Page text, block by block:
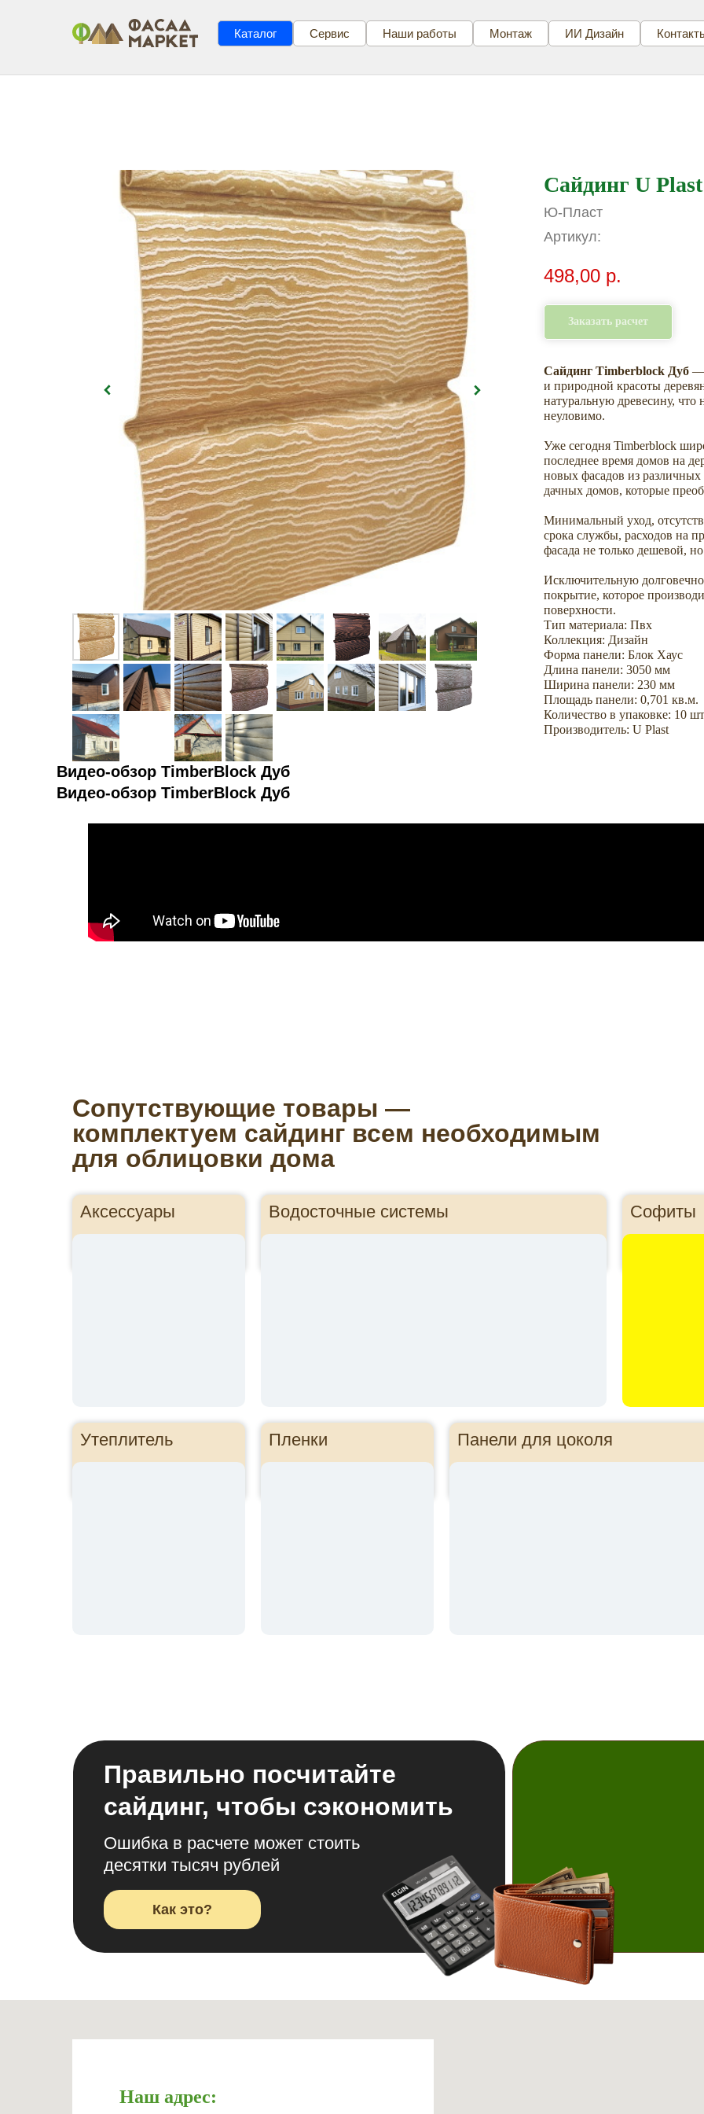
Каталог Сервис Наши работы Монтаж ИИ Дизайн
Сайдинг U
Ю-Пласт
Артикул:
498,00 р.
Заказать расчет
Сайдинг Timberblock Дуб —
и природной красоты
натуральную древесину, что
неуловимо.
Уже сегодня Timberblock
последнее время домов на
новых фасадов из
дачных домов, которые
Минимальный уход,
срока службы, расходов на
фасада не только дешевой,
Исключительную
покрытие, которое
поверхности.
Тип материала: Пвх
Коллекция: Дизайн
Форма панели: Блок Хаус
Длина панели: 3050 мм
Ширина панели: 230 мм
Площадь панели: 0,701 кв.м.
Количество в упаковке: 10
Производитель: U Plast
Видео-обзор TimberBlock Дуб
Видео-обзор TimberBlock Дуб
Сопутствующие товары —
комплектуем сайдинг всем необходимым
для облицовки дома
Аксессуары Софиты
Водосточные системы
Утеплитель Пленки Панели для цоколя
Ошибка в расчете может стоить
десятки тысяч рублей
Правильно посчитайте
сайдинг, чтобы сэкономить
Как это?
Наш адрес: